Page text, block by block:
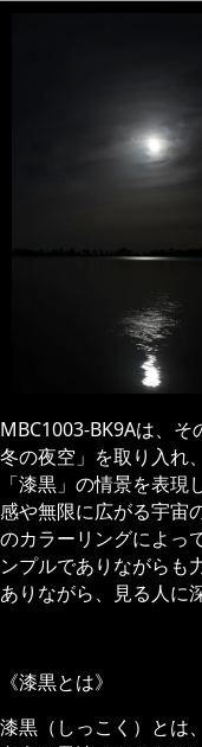
MBC1003-BK9Aは、
冬の夜空」を取り入れ
「漆黒」の情景を表
感や無限に広がる宇宙
のカラーリングによっ
ンプルでありながらも
ありながら、見る人に
《漆黒とは》
漆黒（しっこく）とは